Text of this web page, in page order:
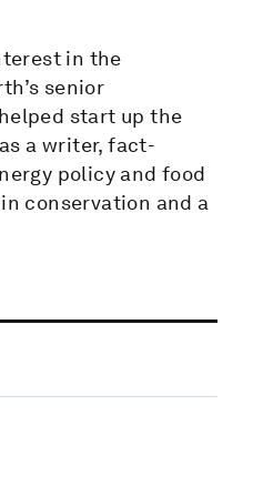
in the
senior
start up the
a writer, fact-
policy and food
conservation and a